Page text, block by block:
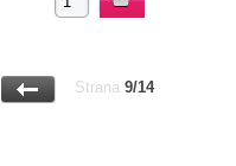
Strana 9/14